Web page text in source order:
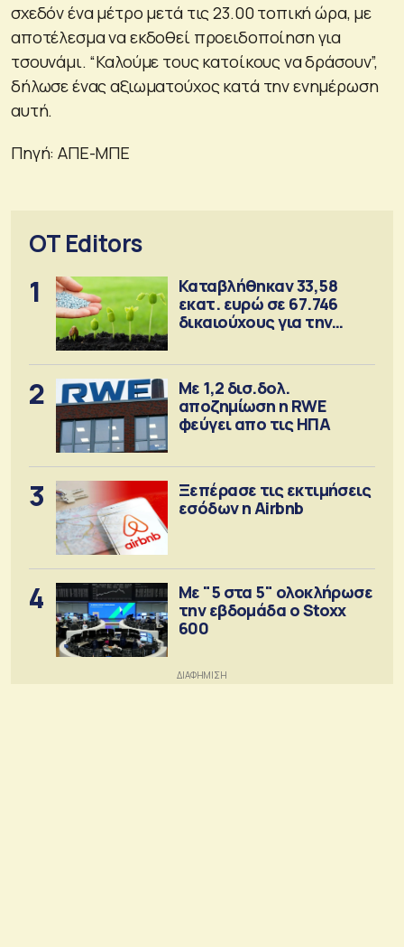
σχεδόν ένα μέτρο μετά τις 23.00 τοπική ώρα, με
αποτέλεσμα να εκδοθεί προειδοποίηση για
τσουνάμι. “Καλούμε τους κατοίκους να δράσουν”,
δήλωσε ένας αξιωματούχος κατά την ενημέρωση
αυτή.
Πηγή: ΑΠΕ-ΜΠΕ
OT Editors
1
Καταβλήθηκαν 33,58
εκατ. ευρώ σε 67.746
δικαιούχους για την
2
Με 1,2 δισ.δολ.
αποζημίωση η RWE
φεύγει απο τις ΗΠΑ
3
Ξεπέρασε τις εκτιμήσεις
εσόδων η Airbnb
4
Με "5 στα 5" ολοκλήρωσε
την εβδομάδα ο Stoxx
600